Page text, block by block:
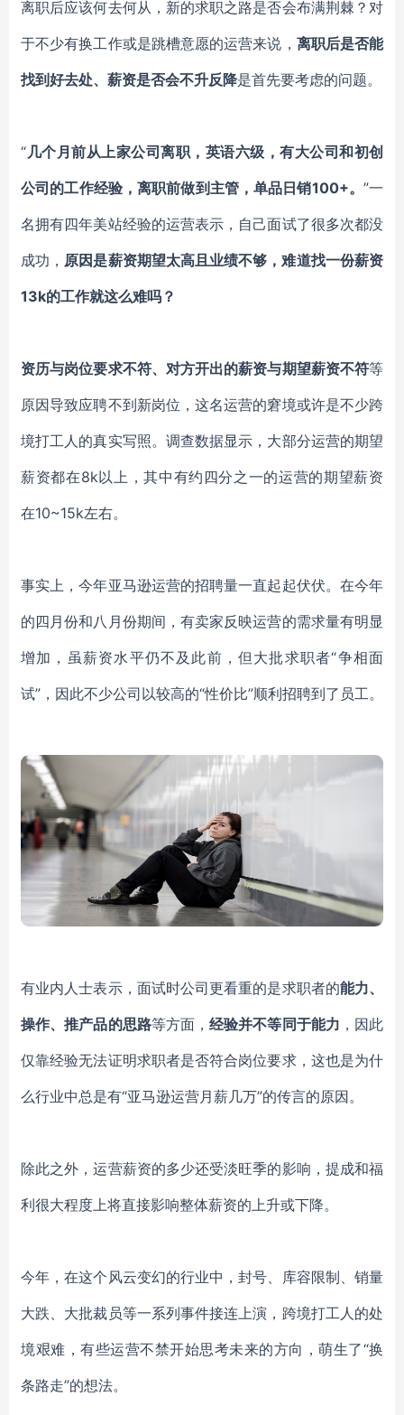
离职后应该何去何从，新的求职之路是否会布满荆棘？对
于不少有换工作或是跳槽意愿的运营来说， 离职后是否能
找到好去处、薪资是否会不升反降是首先要考虑的问题。
“几个月前从上家公司离职，英语六级，有大公司和初创
公司的工作经验，离职前做到主管，单品日销100+。 ”一
名拥有四年美站经验的运营表示，自己面试了很多次都没
成功， 原因是薪资期望太高且业绩不够，难道找一份薪资
13k的工作就这么难吗？
资历与岗位要求不符、对方开出的薪资与期望薪资不符等
原因导致应聘不到新岗位，这名运营的窘境或许是不少跨
境打工人的真实写照。调查数据显示，大部分运营的期望
薪资都在8k以上，其中有约四分之一的运营的期望薪资
在10~15k左右。
事实上，今年亚马逊运营的招聘量一直起起伏伏。在今年
的四月份和八月份期间，有卖家反映运营的需求量有明显
增加，虽薪资水平仍不及此前，但大批求职者“争相面
试”，因此不少公司以较高的“性价比”顺利招聘到了员工。
有业内人士表示，面试时公司更看重的是求职者的能力、
操作、推产品的思路等方面，经验并不等同于能力 ，因此
仅靠经验无法证明求职者是否符合岗位要求，这也是为什
么行业中总是有“亚马逊运营月薪几万”的传言的原因。
除此之外，运营薪资的多少还受淡旺季的影响，提成和福
利很大程度上将直接影响整体薪资的上升或下降。
今年，在这个风云变幻的行业中，封号、库容限制、销量
大跌、大批裁员等一系列事件接连上演，跨境打工人的处
境艰难，有些运营不禁开始思考未来的方向，萌生了“换
条路走”的想法。